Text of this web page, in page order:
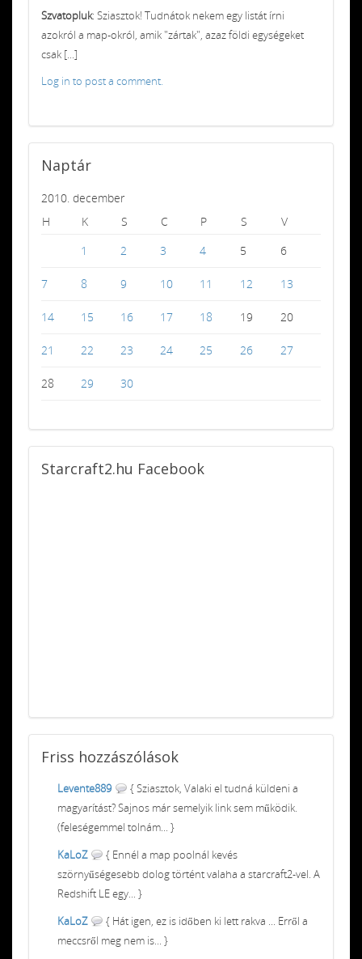
Szvatopluk: Sziasztok! Tudnátok nekem egy listát írni
azokról a map-okról, amik "zártak", azaz földi egységeket
csak [...]
Log in to post a comment.
Naptár
2010. december
H
K S C P S
V
1
2 3 4 5 6
7 8 9 10 11 12 13
14 15 16 17 18 19 20
21 22 23 24 25 26 27
28 29 30
Starcraft2.hu Facebook
Friss hozzászólások
Levente889
{ Sziasztok, Valaki el tudná küldeni a
magyarítást? Sajnos már semelyik link sem működik.
(feleségemmel tolnám... }
KaLoZ
{ Ennél a map poolnál kevés
szörnyűségesebb dolog történt valaha a starcraft2-vel. A
Redshift LE egy... }
KaLoZ
{ Hát igen, ez is időben ki lett rakva ... Erről a
meccsről meg nem is... }